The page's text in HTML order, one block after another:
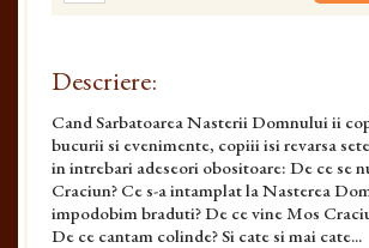
Descriere:
Cand Sarbatoarea Nasterii Domnului ii
bucurii si evenimente, copiii isi revarsa
in intrebari adeseori obositoare: De ce se
Craciun? Ce s-a intamplat la Nasterea
impodobim braduti? De ce vine Mos
De ce cantam colinde? Si cate si mai cate...